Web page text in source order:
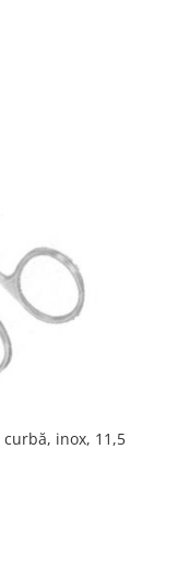
inox, 11,5